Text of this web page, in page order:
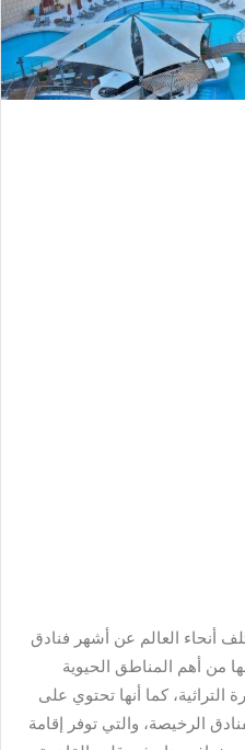
أنحاء العالم عن أشهر فنادق
من أهم المناطق الحيوية
التراثية، كما أنها تحتوي على
الرخيصة، والتي توفر إقامة